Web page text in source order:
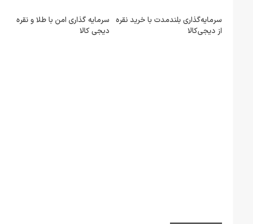
سرمایه‌گذاری بلندمدت با خرید نقره
از دیجی‌کالا
سرمایه گذاری امن با طلا و نقره
دیجی کالا